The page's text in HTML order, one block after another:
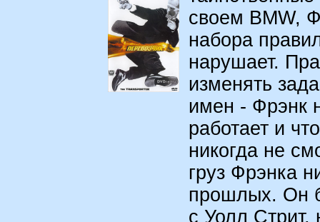
своем BMW,
набора
нарушает.
изменять
имен - Фрэнк
работает и
никогда не
груз Фрэнка
прошлых. Он
с Уолл Стрит,